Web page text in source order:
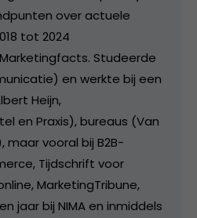
over actuele
tot 2024
Studeerde
en werkte bij een
Heijn,
en Praxis), bureaus (Van
maar vooral bij B2B-
Tijdschrift voor
MarketingTribune,
jaar bij NIMA en inmiddels